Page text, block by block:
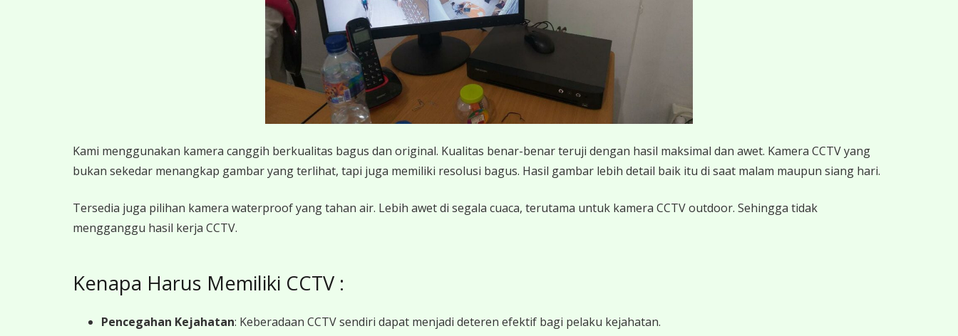
Kami menggunakan kamera canggih berkualitas bagus dan original. Kualitas benar-benar teruji dengan hasil maksimal dan awet. Kamera CCTV yang
bukan sekedar menangkap gambar yang terlihat, tapi juga memiliki resolusi bagus. Hasil gambar lebih detail baik itu di saat malam maupun siang hari.
Tersedia juga pilihan kamera waterproof yang tahan air. Lebih awet di segala cuaca, terutama untuk kamera CCTV outdoor. Sehingga tidak
mengganggu hasil kerja CCTV.
Kenapa Harus Memiliki CCTV :
Pencegahan Kejahatan: Keberadaan CCTV sendiri dapat menjadi deteren efektif bagi pelaku kejahatan.